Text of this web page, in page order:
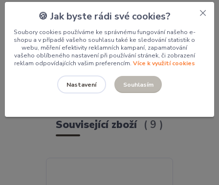
Potřebujete poradit?
Mgr. Pavlína Kordíková
+420 774 062 005
pavla@pocketdesign.cz
Související zboží 9
🍪 Jak byste rádi své cookies?
Soubory cookies používáme ke správnému fungování našeho e-
shopu a v případě vašeho souhlasu také ke sledování statistik o
webu, měření efektivity reklamních kampaní, zapamatování
vašeho oblíbeného nastavení při používání stránek, či zobrazení
reklam odpovídajících vašim preferencím. Více k využití cookies
Nastavení Souhlasím